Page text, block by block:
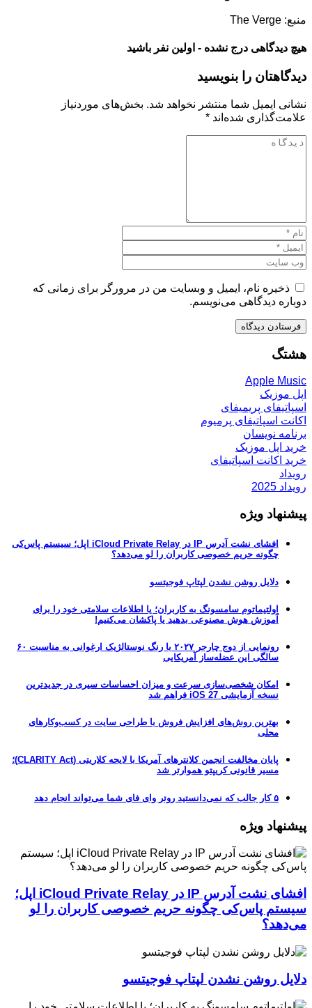
منبع: The Verge
هیچ دیدگاهی درج نشده - اولین نفر باشید
دیدگاهتان را بنویسید
نشانی ایمیل شما منتشر نخواهد شد. بخش‌های موردنیاز
علامت‌گذاری شده‌اند *
ذخیره نام، ایمیل و وبسایت من در مرورگر برای زمانی که
دوباره دیدگاهی می‌نویسم.
هشتگ
Apple Music
اپل موزیک
اسپاتیفای پریمیفای
اکانت اسپاتیفای پرمیوم
برنامه نویسان
خرید اپل موزیک
خرید اکانت اسپاتیفای
رویداد
رویداد 2025
پیشنهاد ویژه
افشای نشت آدرس IP در iCloud Private Relay اپل؛ سیستم پاس‌کی
چگونه حریم خصوصی کاربران را لو می‌دهد؟
دلایل روشن نشدن لپتاپ فوجیتسو
اولتیماتوم سامسونگ به کاربران؛ یا اطلاعات سلامتی خود را برای
آموزش هوش مصنوعی بدهید یا پاکشان می‌کنیم!
رونمایی از دوج چارجر ۲۰۲۷ با رنگ نوستالژیک ارغوانی به مناسبت ۶۰
سالگی این عضله‌ساز آمریکایی
امکان شخصی‌سازی سرعت و میزان احساسات سیری در جدیدترین
نسخه آزمایشی iOS 27 فراهم شد
بهترین روش‌های افزایش فروش با طراحی سایت در کسب‌وکارهای
محلی
پایان مخالفت انجمن کلانترهای آمریکا با لایحه کلاریتی (CLARITY Act)؛
مسیر قانونی کریپتو هموارتر شد
۵ کار جالب که نمی‌دانستید روتر وای فای شما می‌تواند انجام دهد
پیشنهاد ویژه
افشای نشت آدرس IP در iCloud Private Relay اپل؛
سیستم پاس‌کی چگونه حریم خصوصی کاربران را لو
می‌دهد؟
دلایل روشن نشدن لپتاپ فوجیتسو